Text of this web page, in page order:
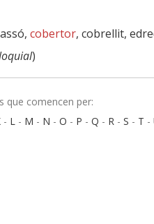
cobertor, cobrellit,
)
que comencen per:
- L - M - N - O - P - Q - R - S - T -